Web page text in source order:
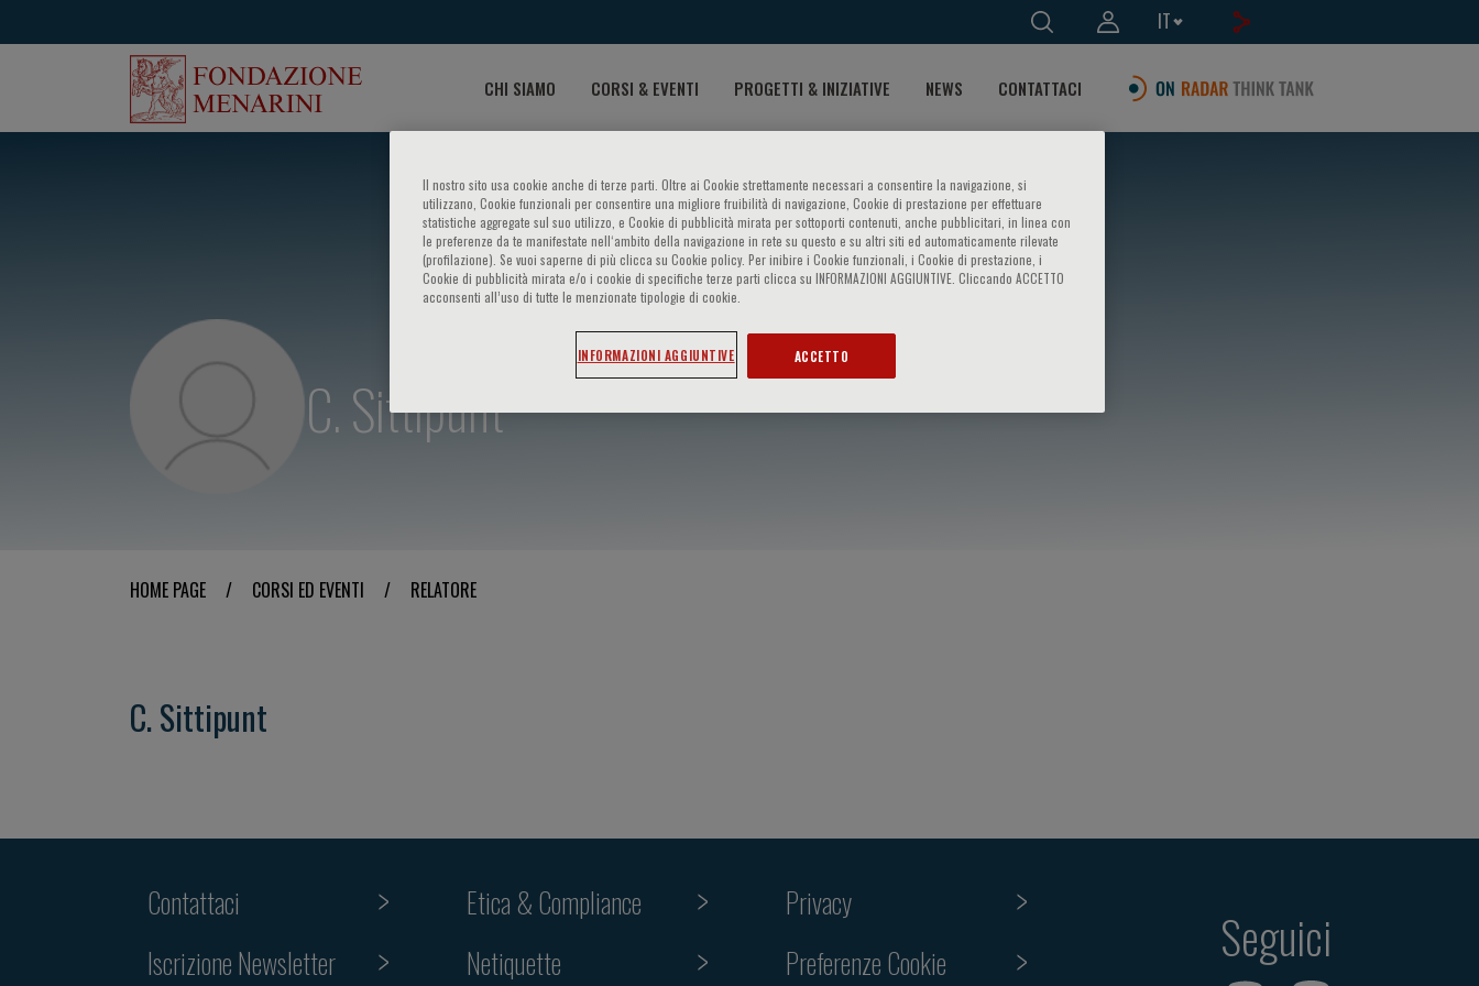
IT
CHI SIAMO CORSI & EVENTI PROGETTI & INIZIATIVE NEWS CONTATTACI
C. Sittipunt
HOME PAGE / CORSI ED EVENTI / RELATORE
C. Sittipunt
Contattaci
Iscrizione Newsletter
Etica & Compliance
Netiquette
Privacy
Preferenze Cookie
Seguici
Il nostro sito usa cookie anche di terze parti. Oltre ai Cookie strettamente necessari a consentire la navigazione, si
utilizzano, Cookie funzionali per consentire una migliore fruibilità di navigazione, Cookie di prestazione per effettuare
statistiche aggregate sul suo utilizzo, e Cookie di pubblicità mirata per sottoporti contenuti, anche pubblicitari, in linea con
le preferenze da te manifestate nell‘ambito della navigazione in rete su questo e su altri siti ed automaticamente rilevate
(profilazione). Se vuoi saperne di più clicca su Cookie policy. Per inibire i Cookie funzionali, i Cookie di prestazione, i
Cookie di pubblicità mirata e/o i cookie di specifiche terze parti clicca su INFORMAZIONI AGGIUNTIVE. Cliccando ACCETTO
acconsenti all’uso di tutte le menzionate tipologie di cookie.
INFORMAZIONI AGGIUNTIVE ACCETTO